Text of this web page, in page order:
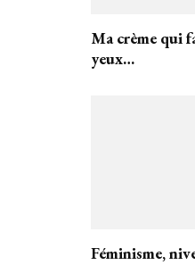
Ma crème qui
yeux…
Féminisme,